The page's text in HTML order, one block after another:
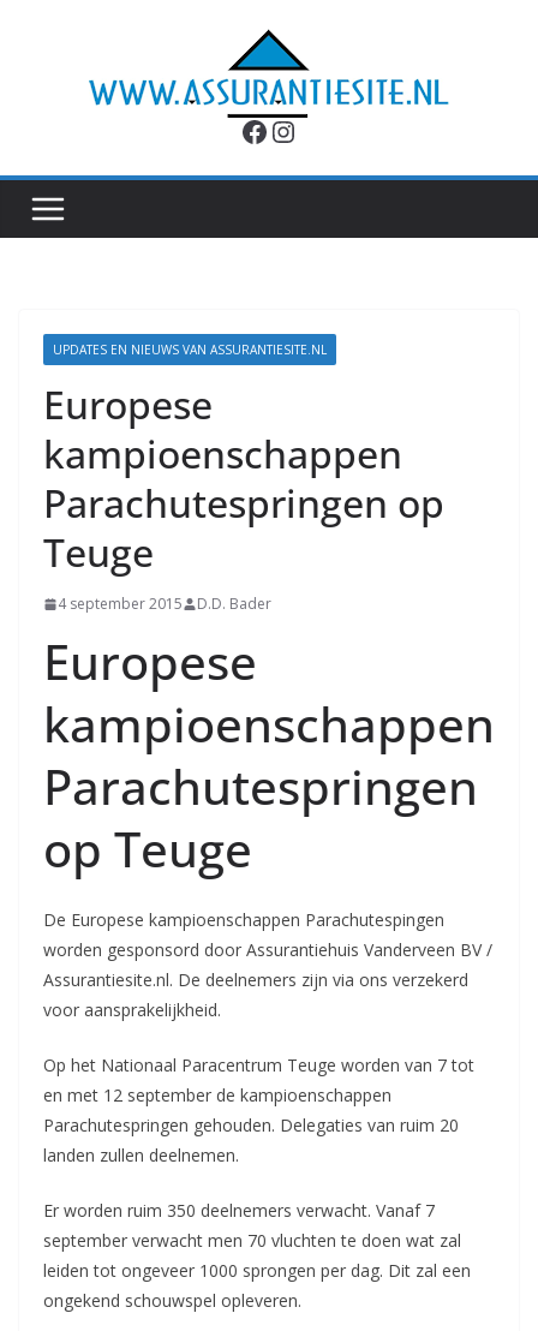
Facebook
Instagram
UPDATES EN NIEUWS VAN ASSURANTIESITE.NL
Europese
kampioenschappen
Parachutespringen op
Teuge
4 september 2015 D.D. Bader
Europese
kampioenschappen
Parachutespringen
op Teuge
De Europese kampioenschappen Parachutespingen
worden gesponsord door Assurantiehuis Vanderveen BV /
Assurantiesite.nl. De deelnemers zijn via ons verzekerd
voor aansprakelijkheid.
Op het Nationaal Paracentrum Teuge worden van 7 tot
en met 12 september de kampioenschappen
Parachutespringen gehouden. Delegaties van ruim 20
landen zullen deelnemen.
Er worden ruim 350 deelnemers verwacht. Vanaf 7
september verwacht men 70 vluchten te doen wat zal
leiden tot ongeveer 1000 sprongen per dag. Dit zal een
ongekend schouwspel opleveren.